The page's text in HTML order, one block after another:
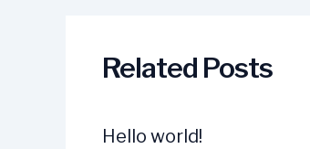
Related Posts
Hello world!